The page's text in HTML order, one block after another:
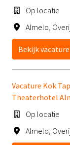
Op locatie
Almelo,
Bekijk vacature
Vacature Kok
Theaterhotel
Op locatie
Almelo,